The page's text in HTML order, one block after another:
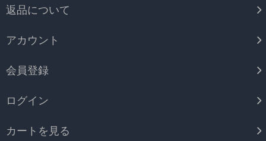
返品について
アカウント
会員登録
ログイン
カートを見る